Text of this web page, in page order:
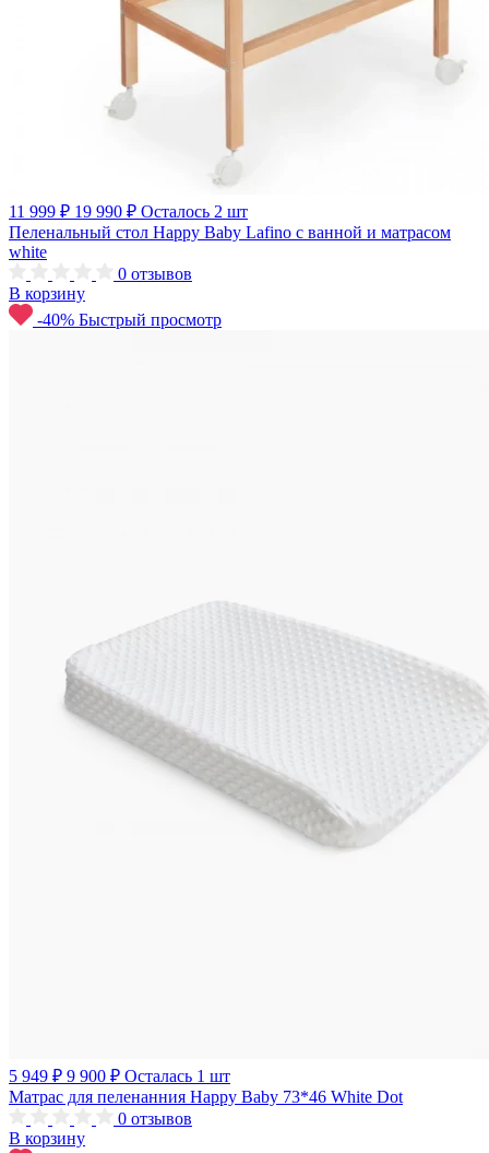
11 999 ₽ 19 990 ₽ Осталось 2 шт
Пеленальный стол Happy Baby Lafino с ванной и матрасом
white
0 отзывов
В корзину
-40% Быстрый просмотр
5 949 ₽ 9 900 ₽ Осталась 1 шт
Матрас для пеленанния Happy Baby 73*46 White Dot
0 отзывов
В корзину